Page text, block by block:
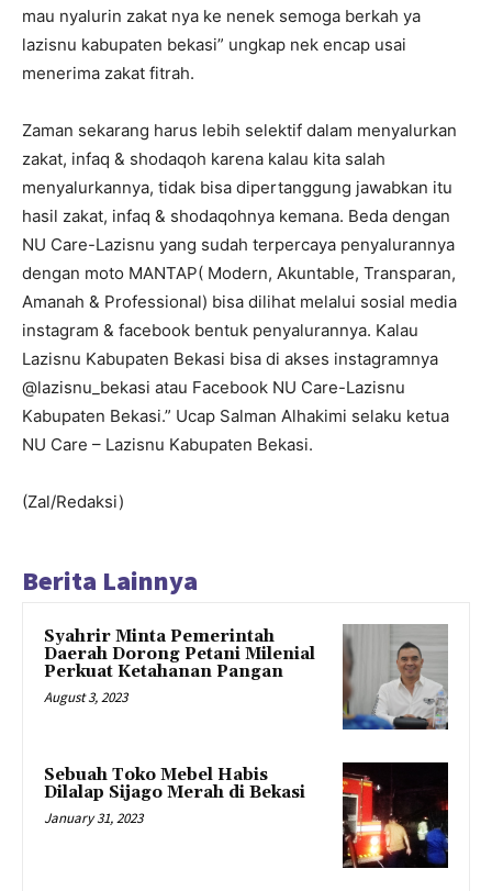
mau nyalurin zakat nya ke nenek semoga berkah ya
lazisnu kabupaten bekasi” ungkap nek encap usai
menerima zakat fitrah.
Zaman sekarang harus lebih selektif dalam menyalurkan
zakat, infaq & shodaqoh karena kalau kita salah
menyalurkannya, tidak bisa dipertanggung jawabkan itu
hasil zakat, infaq & shodaqohnya kemana. Beda dengan
NU Care-Lazisnu yang sudah terpercaya penyalurannya
dengan moto MANTAP( Modern, Akuntable, Transparan,
Amanah & Professional) bisa dilihat melalui sosial media
instagram & facebook bentuk penyalurannya. Kalau
Lazisnu Kabupaten Bekasi bisa di akses instagramnya
@lazisnu_bekasi atau Facebook NU Care-Lazisnu
Kabupaten Bekasi.” Ucap Salman Alhakimi selaku ketua
NU Care – Lazisnu Kabupaten Bekasi.
(Zal/Redaksi)
Berita Lainnya
Syahrir Minta Pemerintah
Daerah Dorong Petani Milenial
Perkuat Ketahanan Pangan
August 3, 2023
Sebuah Toko Mebel Habis
Dilalap Sijago Merah di Bekasi
January 31, 2023